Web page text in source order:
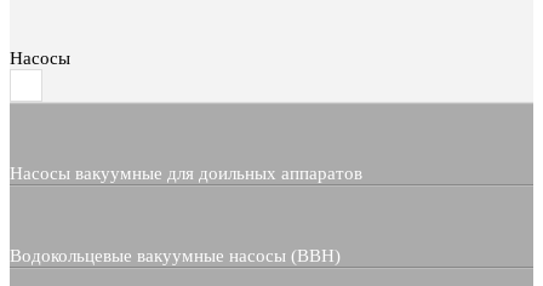
Насосы
Насосы вакуумные для доильных аппаратов
Водокольцевые вакуумные насосы (ВВН)